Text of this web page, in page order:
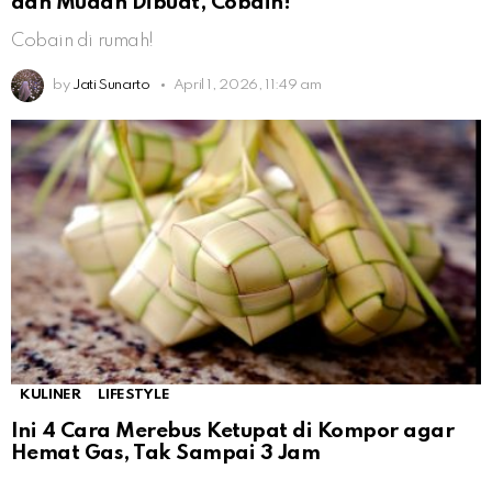
Cobain di rumah!
by Jati Sunarto April 1, 2026, 11:49 am
KULINER LIFESTYLE
Ini 4 Cara Merebus Ketupat di Kompor agar
Hemat Gas, Tak Sampai 3 Jam